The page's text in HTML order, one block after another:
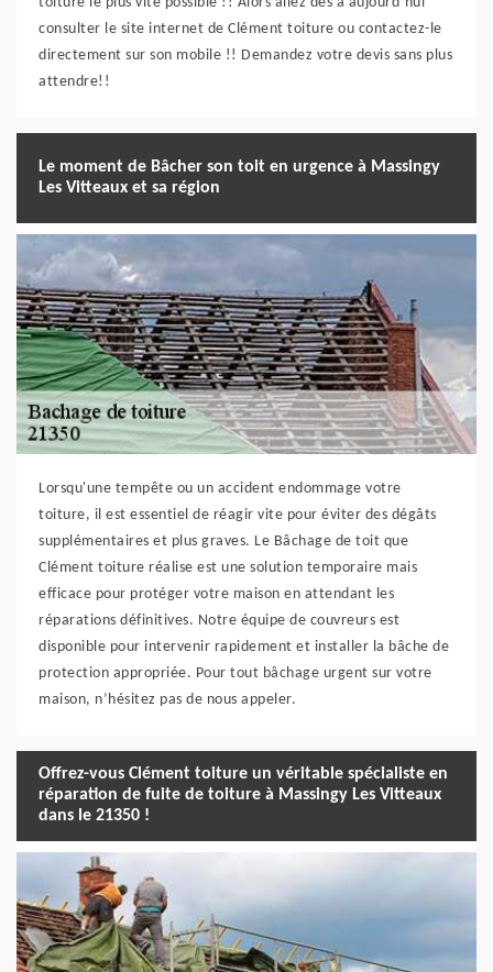
consulter le site internet de Clément toiture ou contactez-le
directement sur son mobile !! Demandez votre devis sans plus
attendre!!
Le moment de Bâcher son toit en urgence à Massingy
Les Vitteaux et sa région
Lorsqu'une tempête ou un accident endommage votre
toiture, il est essentiel de réagir vite pour éviter des dégâts
supplémentaires et plus graves. Le Bâchage de toit que
Clément toiture réalise est une solution temporaire mais
efficace pour protéger votre maison en attendant les
réparations définitives. Notre équipe de couvreurs est
disponible pour intervenir rapidement et installer la bâche de
protection appropriée. Pour tout bâchage urgent sur votre
maison, n’hésitez pas de nous appeler.
Offrez-vous Clément toiture un véritable spécialiste en
réparation de fuite de toiture à Massingy Les Vitteaux
dans le 21350 !